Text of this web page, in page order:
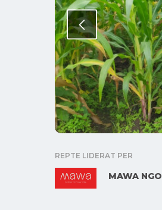
REPTE LIDERAT PER
MAWA NGO